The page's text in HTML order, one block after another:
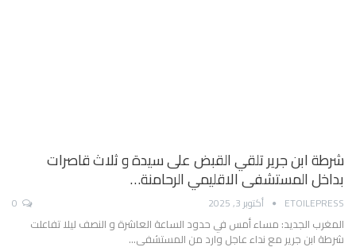
شرطة ابن جرير تلقي القبض على سيدة و ثلاث قاصرات
بداخل المستشفى الاقليمي الرحامنة…
ETOILEPRESS أكتوبر 3, 2025
المغرب الجديد: مساء أمس في حدود الساعة العاشرة و النصف ليلا تفاعلت
شرطة ابن جرير مع نداء عاجل وارد من المستشفى…